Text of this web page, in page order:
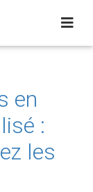
en
:
les